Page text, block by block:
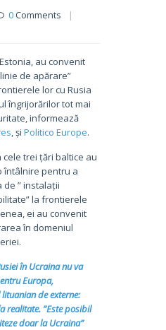
0Comments
|
au convenit
de apărare”
lor cu Rusia
îngrijorărilor tot mai
informează
, și Politico Europe.
trei țări baltice au
întâlnire pentru a
” instalații
la frontierele
ei au convenit
în domeniul
în Ucraina nu va
Europa,
de externe:
realitate. ”Este posibil
doar la Ucraina”